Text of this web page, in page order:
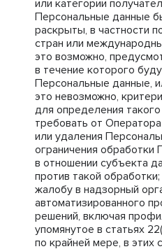
или категории
Персональные данные
раскрыты, в частности
стран или
это возможно,
в течение которого
Персональные данные,
это невозможно,
для определения
требовать от
или удаления
ограничения
в отношении субъекта
против такой
жалобу в надзорный
автоматизированного
решений, включая
упомянутое в статьях
по крайней мере, в этих